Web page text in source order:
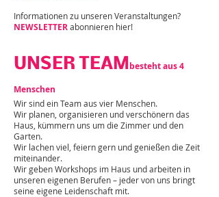
Informationen zu unseren Veranstaltungen?
NEWSLETTERabonnieren hier!
UNSER TEAMbesteht aus 4
Menschen
Wir sind ein Team aus vier Menschen.
Wir planen, organisieren und verschönern das
Haus, kümmern uns um die Zimmer und den
Garten.
Wir lachen viel, feiern gern und genießen die Zeit
miteinander.
Wir geben Workshops im Haus und arbeiten in
unseren eigenen Berufen – jeder von uns bringt
seine eigene Leidenschaft mit.